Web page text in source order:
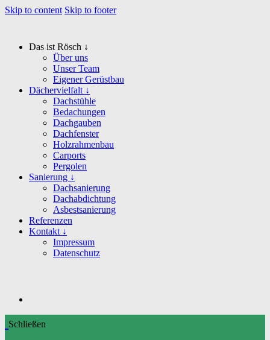
Skip to content Skip to footer
Das ist Rösch ↓
Über uns
Unser Team
Eigener Gerüstbau
Dächervielfalt ↓
Dachstühle
Bedachungen
Dachgauben
Dachfenster
Holzrahmenbau
Carports
Pergolen
Sanierung ↓
Dachsanierung
Dachabdichtung
Asbestsanierung
Referenzen
Kontakt ↓
Impressum
Datenschutz
Schließen